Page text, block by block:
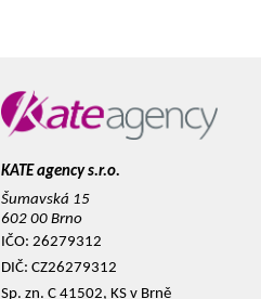
KATE agency s.r.o.
Šumavská 15
602 00 Brno
IČO: 26279312
DIČ: CZ26279312
Sp. zn. C 41502, KS v Brně